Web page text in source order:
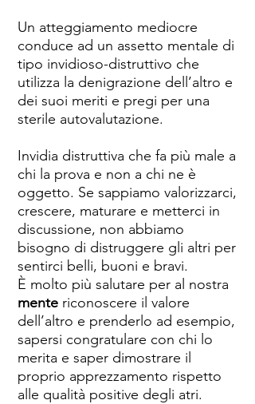
Un atteggiamento mediocre
conduce ad un assetto mentale di
tipo invidioso-distruttivo che
utilizza la denigrazione dell’altro e
dei suoi meriti e pregi per una
sterile autovalutazione.
Invidia distruttiva che fa più male a
chi la prova e non a chi ne è
oggetto. Se sappiamo valorizzarci,
crescere, maturare e metterci in
discussione, non abbiamo
bisogno di distruggere gli altri per
sentirci belli, buoni e bravi.
È molto più salutare per al nostra
mente riconoscere il valore
dell’altro e prenderlo ad esempio,
sapersi congratulare con chi lo
merita e saper dimostrare il
proprio apprezzamento rispetto
alle qualità positive degli atri.